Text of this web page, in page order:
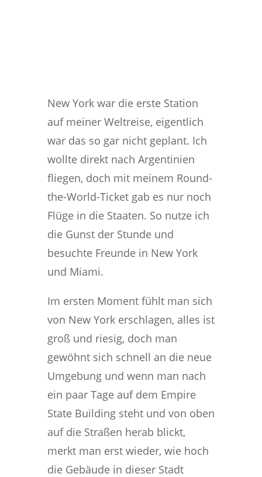
New York war die erste Station
auf meiner Weltreise, eigentlich
war das so gar nicht geplant. Ich
wollte direkt nach Argentinien
fliegen, doch mit meinem Round-
the-World-Ticket gab es nur noch
Flüge in die Staaten. So nutze ich
die Gunst der Stunde und
besuchte Freunde in New York
und Miami.
Im ersten Moment fühlt man sich
von New York erschlagen, alles ist
groß und riesig, doch man
gewöhnt sich schnell an die neue
Umgebung und wenn man nach
ein paar Tage auf dem Empire
State Building steht und von oben
auf die Straßen herab blickt,
merkt man erst wieder, wie hoch
die Gebäude in dieser Stadt